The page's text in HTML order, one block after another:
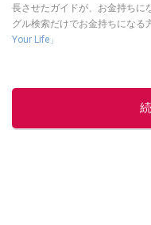
長させたガイドが、お金持ちに
グル検索だけでお金持ちになる
Your Life」